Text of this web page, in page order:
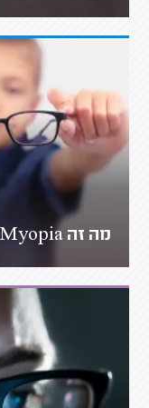
מה זה Myopia?